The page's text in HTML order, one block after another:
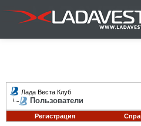
Лада Веста Клуб
Пользователи
Регистрация